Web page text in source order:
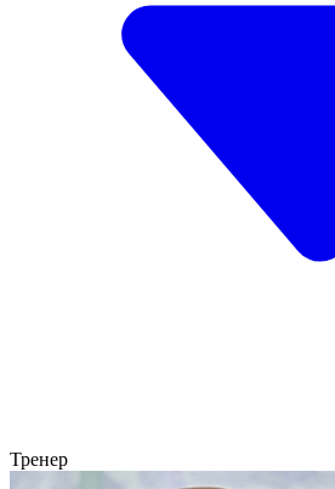
Тренер